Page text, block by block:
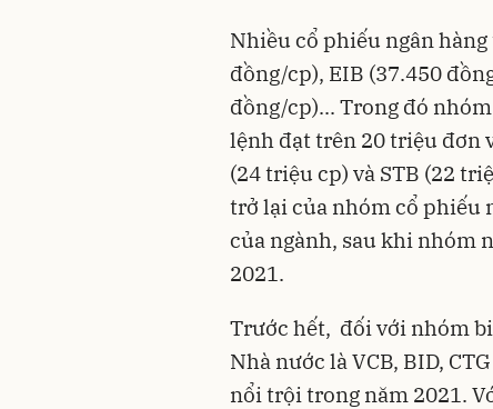
Nhiều cổ phiếu ngân
đồng/cp), EIB (37.450
đồng/cp)... Trong đó
lệnh đạt trên 20 triệu đơn
(24 triệu cp) và STB (22
trở lại của nhóm cổ phiếu
của ngành, sau khi nhóm
2021.
Trước hết, đối với nhóm
Nhà nước là VCB, BID,
nổi trội trong năm 2021.